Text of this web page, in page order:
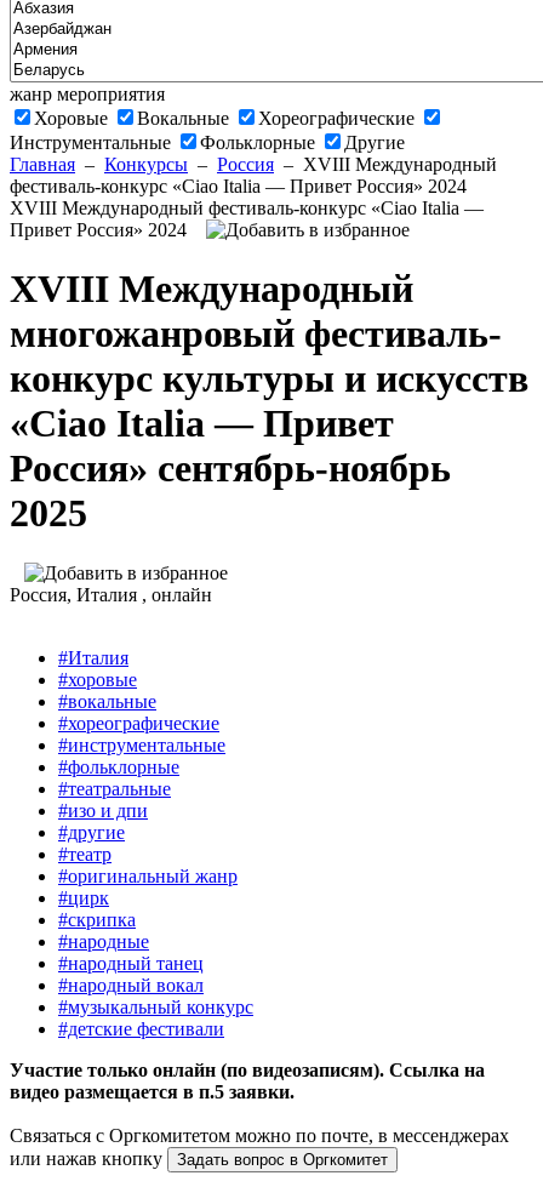
жанр мероприятия
Хоровые
Вокальные
Хореографические
Инструментальные
Фольклорные
Другие
Главная – Конкурсы – Россия – XVIII Международный
фестиваль-конкурс «Ciao Italia — Привет Россия» 2024
XVIII Международный фестиваль-конкурс «Ciao Italia —
Привет Россия» 2024
XVIII Международный
многожанровый фестиваль-
конкурс культуры и искусств
«Ciao Italia — Привет
Россия» сентябрь-ноябрь
2025
Россия, Италия , онлайн
#Италия
#хоровые
#вокальные
#хореографические
#инструментальные
#фольклорные
#театральные
#изо и дпи
#другие
#театр
#оригинальный жанр
#цирк
#скрипка
#народные
#народный танец
#народный вокал
#музыкальный конкурс
#детские фестивали
Участие только онлайн (по видеозаписям). Ссылка на
видео размещается в п.5 заявки.
Связаться с Оргкомитетом можно по почте, в мессенджерах
или нажав кнопку
Задать вопрос в Оргкомитет